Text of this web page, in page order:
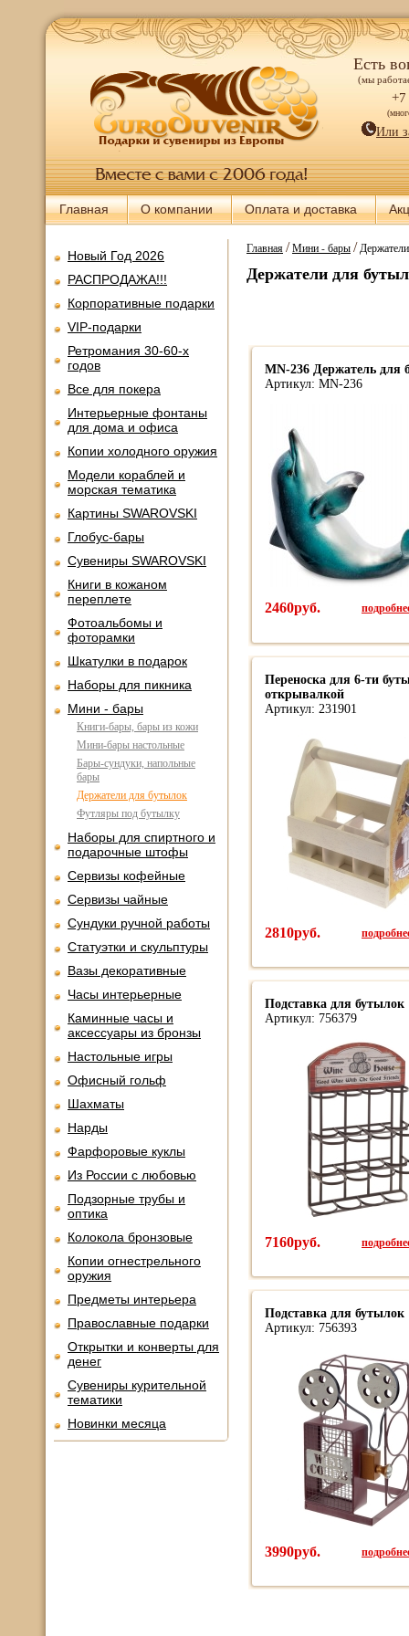
Есть
(мы
+7
Или
Главная О компании Оплата и доставка
Новый Год 2026
РАСПРОДАЖА!!!
Корпоративные подарки
VIP-подарки
Ретромания 30-60-х
годов
Все для покера
Интерьерные фонтаны
для дома и офиса
Копии холодного оружия
Модели кораблей и
морская тематика
Картины SWAROVSKI
Глобус-бары
Сувениры SWAROVSKI
Книги в кожаном
переплете
Фотоальбомы и
фоторамки
Шкатулки в подарок
Наборы для пикника
Мини - бары
Книги-бары, бары из кожи
Мини-бары настольные
Бары-сундуки, напольные
бары
Держатели для бутылок
Футляры под бутылку
Наборы для спиртного и
подарочные штофы
Сервизы кофейные
Сервизы чайные
Сундуки ручной работы
Статуэтки и скульптуры
Вазы декоративные
Часы интерьерные
Каминные часы и
аксессуары из бронзы
Настольные игры
Офисный гольф
Шахматы
Нарды
Фарфоровые куклы
Из России с любовью
Подзорные трубы и
оптика
Колокола бронзовые
Копии огнестрельного
оружия
Предметы интерьера
Православные подарки
Открытки и конверты для
денег
Сувениры курительной
тематики
Новинки месяца
Главная/Мини - бары/
Держатели для
MN-236 Держатель
Артикул: MN-236
2460руб.
Переноска для 6-ти
открывалкой
Артикул: 231901
2810руб.
Подставка для
Артикул: 756379
7160руб.
Подставка для
Артикул: 756393
3990руб.